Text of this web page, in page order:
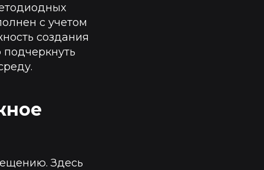
с учетом
создания
Здесь